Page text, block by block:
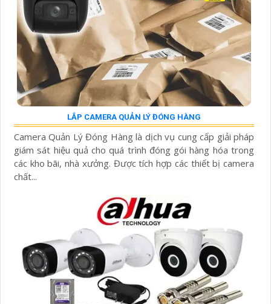
LẮP CAMERA QUẢN LÝ ĐÓNG HÀNG
Camera Quản Lý Đóng Hàng là dịch vụ cung cấp giải pháp
giám sát hiệu quả cho quá trình đóng gói hàng hóa trong
các kho bãi, nhà xưởng. Được tích hợp các thiết bị camera
chất...